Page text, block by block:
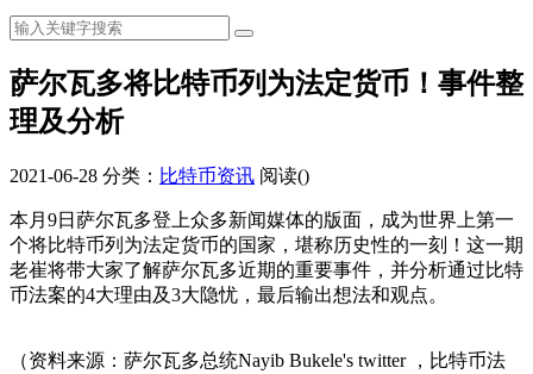
萨尔瓦多将比特币列为法定货币！事件整
理及分析
2021-06-28 分类： 比特币资讯 阅读()
本月9日萨尔瓦多登上众多新闻媒体的版面，成为世界上第一
个将比特币列为法定货币的国家，堪称历史性的一刻！这一期
老崔将带大家了解萨尔瓦多近期的重要事件，并分析通过比特
币法案的4大理由及3大隐忧，最后输出想法和观点。
（资料来源：萨尔瓦多总统Nayib Bukele's twitter ，比特币法